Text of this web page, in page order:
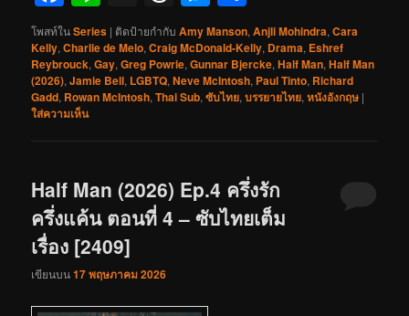
โพสท์ในSeries | ติดป้ายกำกับ Amy Manson,Anjli Mohindra,Cara
Kelly,Charlie de Melo,Craig McDonald-Kelly, Drama, Eshref
Reybrouck,Gay,Greg Powrie,Gunnar Bjercke,Half Man,Half Man
(2026),Jamie Bell, LGBTQ,Neve McIntosh, Paul Tinto, Richard
Gadd, Rowan McIntosh,Thai Sub,ซับไทย,บรรยายไทย,หนังอังกฤษ |
ใส่ความเห็น
Half Man (2026) Ep.4 ครึ่งรัก
ครึ่งแค้น ตอนที่ 4 – ซับไทยเต็ม
เรื่อง [2409]
เขียนบน17 พฤษภาคม 2026